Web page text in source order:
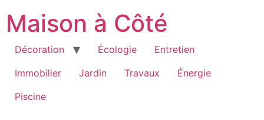
contenu
Maison à Côté
Décoration Écologie
Entretien
Immobilier
Jardin Travaux
Énergie
Piscine